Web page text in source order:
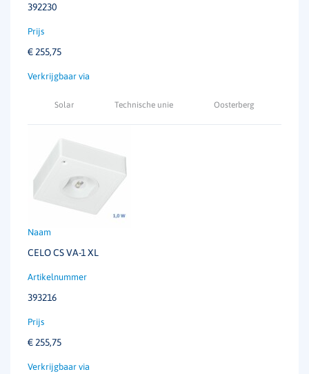
392230
€ 255,75
Solar Technische unie Oosterberg
CELO CS VA-1 XL
393216
€ 255,75